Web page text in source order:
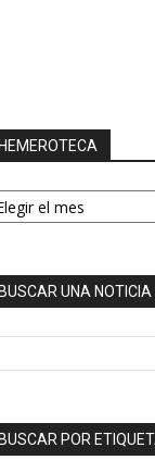
UNA NOTICIA
POR